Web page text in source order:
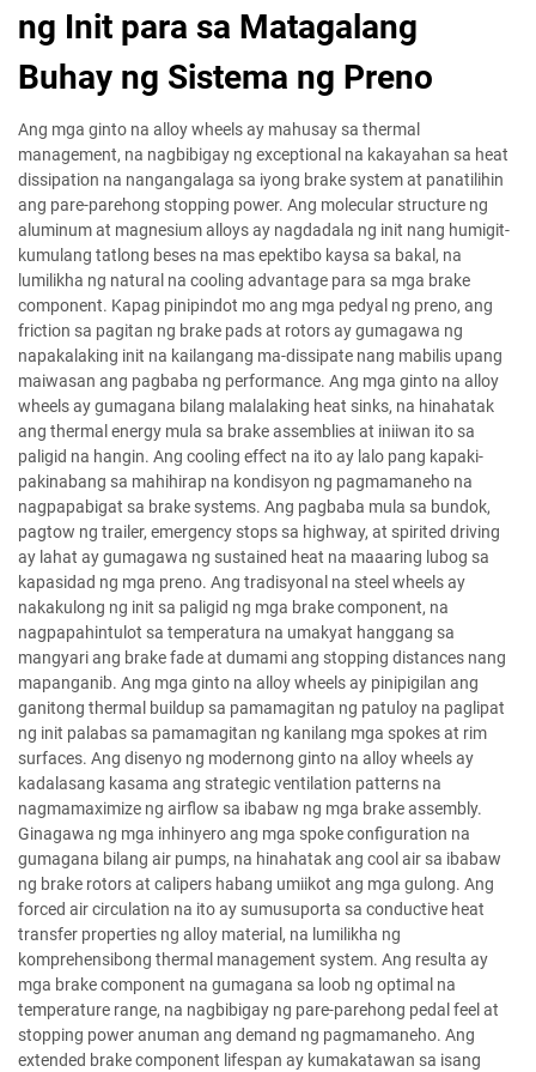
ng Init para sa Matagalang
Buhay ng Sistema ng Preno
Ang mga ginto na alloy wheels ay mahusay sa thermal
management, na nagbibigay ng exceptional na kakayahan sa heat
dissipation na nangangalaga sa iyong brake system at panatilihin
ang pare-parehong stopping power. Ang molecular structure ng
aluminum at magnesium alloys ay nagdadala ng init nang humigit-
kumulang tatlong beses na mas epektibo kaysa sa bakal, na
lumilikha ng natural na cooling advantage para sa mga brake
component. Kapag pinipindot mo ang mga pedyal ng preno, ang
friction sa pagitan ng brake pads at rotors ay gumagawa ng
napakalaking init na kailangang ma-dissipate nang mabilis upang
maiwasan ang pagbaba ng performance. Ang mga ginto na alloy
wheels ay gumagana bilang malalaking heat sinks, na hinahatak
ang thermal energy mula sa brake assemblies at iniiwan ito sa
paligid na hangin. Ang cooling effect na ito ay lalo pang kapaki-
pakinabang sa mahihirap na kondisyon ng pagmamaneho na
nagpapabigat sa brake systems. Ang pagbaba mula sa bundok,
pagtow ng trailer, emergency stops sa highway, at spirited driving
ay lahat ay gumagawa ng sustained heat na maaaring lubog sa
kapasidad ng mga preno. Ang tradisyonal na steel wheels ay
nakakulong ng init sa paligid ng mga brake component, na
nagpapahintulot sa temperatura na umakyat hanggang sa
mangyari ang brake fade at dumami ang stopping distances nang
mapanganib. Ang mga ginto na alloy wheels ay pinipigilan ang
ganitong thermal buildup sa pamamagitan ng patuloy na paglipat
ng init palabas sa pamamagitan ng kanilang mga spokes at rim
surfaces. Ang disenyo ng modernong ginto na alloy wheels ay
kadalasang kasama ang strategic ventilation patterns na
nagmamaximize ng airflow sa ibabaw ng mga brake assembly.
Ginagawa ng mga inhinyero ang mga spoke configuration na
gumagana bilang air pumps, na hinahatak ang cool air sa ibabaw
ng brake rotors at calipers habang umiikot ang mga gulong. Ang
forced air circulation na ito ay sumusuporta sa conductive heat
transfer properties ng alloy material, na lumilikha ng
komprehensibong thermal management system. Ang resulta ay
mga brake component na gumagana sa loob ng optimal na
temperature range, na nagbibigay ng pare-parehong pedal feel at
stopping power anuman ang demand ng pagmamaneho. Ang
extended brake component lifespan ay kumakatawan sa isang